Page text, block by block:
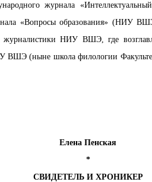
журнала
«Вопросы образования» (НИУ
журналистики НИУ ВШЭ, где
ВШЭ (ныне школа филологии
Елена Пенская
*
СВИДЕТЕЛЬ И ХРОНИКЕР